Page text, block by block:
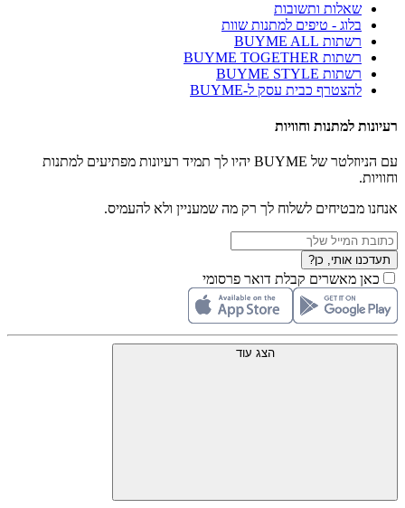
שאלות ותשובות
בלוג - טיפים למתנות שוות
רשתות BUYME ALL
רשתות BUYME TOGETHER
רשתות BUYME STYLE
להצטרף כבית עסק ל-BUYME
רעיונות למתנות וחוויות
עם הניוזלטר של BUYME יהיו לך תמיד רעיונות מפתיעים למתנות
וחוויות.
אנחנו מבטיחים לשלוח לך רק מה שמעניין ולא להעמיס.
תעדכנו אותי, כן?
כאן מאשרים קבלת דואר פרסומי
הצג עוד